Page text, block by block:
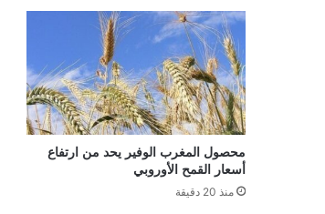
محصول المغرب الوفير يحد من ارتفاع
أسعار القمح الأوروبي
منذ 20 دقيقة